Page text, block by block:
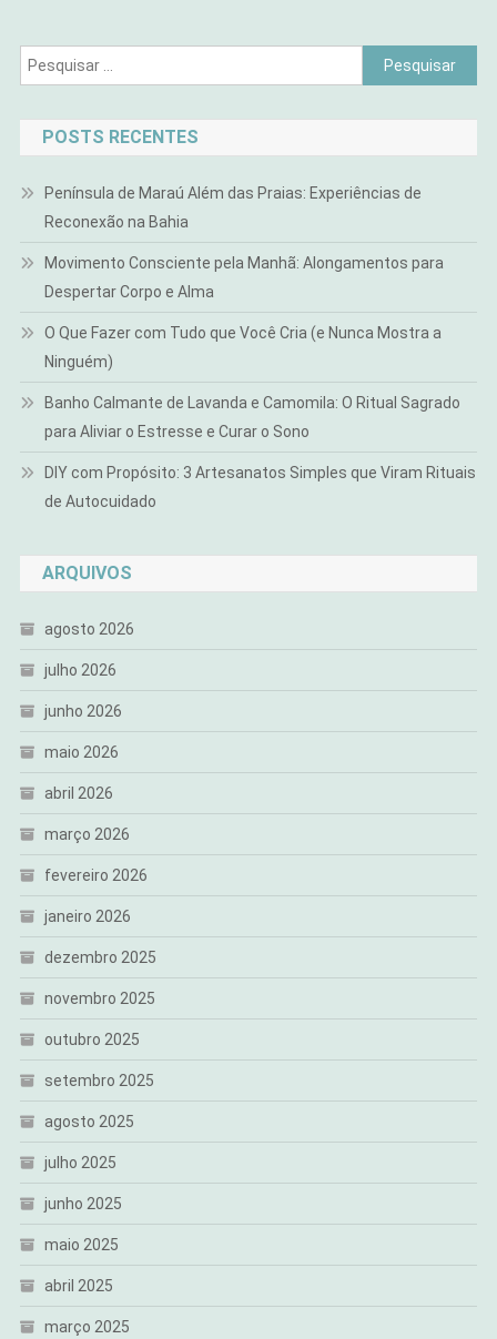
Pesquisar
por:
POSTS RECENTES
Península de Maraú Além das Praias: Experiências de
Reconexão na Bahia
Movimento Consciente pela Manhã: Alongamentos para
Despertar Corpo e Alma
O Que Fazer com Tudo que Você Cria (e Nunca Mostra a
Ninguém)
Banho Calmante de Lavanda e Camomila: O Ritual Sagrado
para Aliviar o Estresse e Curar o Sono
DIY com Propósito: 3 Artesanatos Simples que Viram Rituais
de Autocuidado
ARQUIVOS
agosto 2026
julho 2026
junho 2026
maio 2026
abril 2026
março 2026
fevereiro 2026
janeiro 2026
dezembro 2025
novembro 2025
outubro 2025
setembro 2025
agosto 2025
julho 2025
junho 2025
maio 2025
abril 2025
março 2025